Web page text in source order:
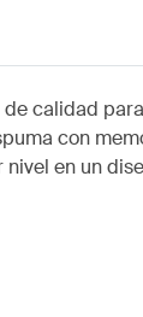
de calidad
con
nivel en un